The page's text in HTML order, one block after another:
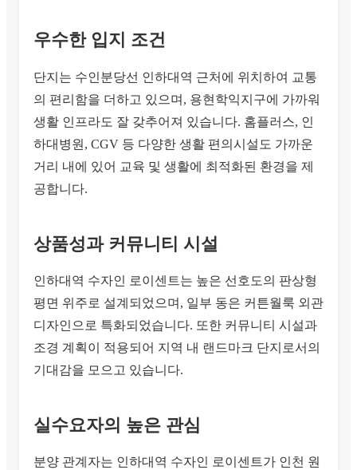
우수한 입지 조건
단지는 수인분당선 인하대역 근처에 위치하여 교통
의 편리함을 더하고 있으며, 용현학익지구에 가까워
생활 인프라도 잘 갖추어져 있습니다. 홈플러스, 인
하대병원, CGV 등 다양한 생활 편의시설도 가까운
거리 내에 있어 교육 및 생활에 최적화된 환경을 제
공합니다.
상품성과 커뮤니티 시설
인하대역 수자인 로이센트는 높은 선호도의 판상형
평면 위주로 설계되었으며, 일부 동은 커튼월룩 외관
디자인으로 특화되었습니다. 또한 커뮤니티 시설과
조경 계획이 적용되어 지역 내 랜드마크 단지로서의
기대감을 모으고 있습니다.
실수요자의 높은 관심
분양 관계자는 인하대역 수자인 로이센트가 인천 원